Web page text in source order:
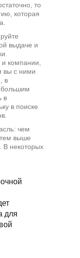
то
которая
выдаче и
компании,
вы с ними
в
в
в поиске
чем
выше
В некоторых
для